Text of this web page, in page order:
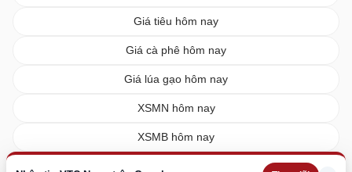
Giá tiêu hôm nay
Giá cà phê hôm nay
Giá lúa gạo hôm nay
XSMN hôm nay
XSMB hôm nay